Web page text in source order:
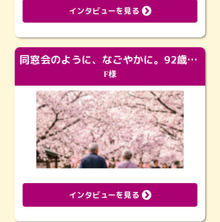
インタビューを見る
同窓会のように、なごやかに。92歳の旅立ちを彩った、再会と感謝の場
F様
インタビューを見る